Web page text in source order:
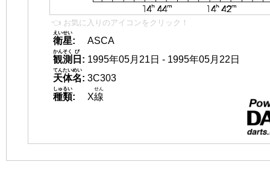
👈 お気に入りのアイコンをクリック！
衛星
えいせい
:
ASCA
観測
かんそく
日
び
: 1995年05月21日 - 1995年05月22日
天体名
てんたいめい
: 3C303
種類
しゅるい
: X線
せん